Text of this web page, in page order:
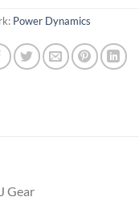
Power Dynamics
Gear